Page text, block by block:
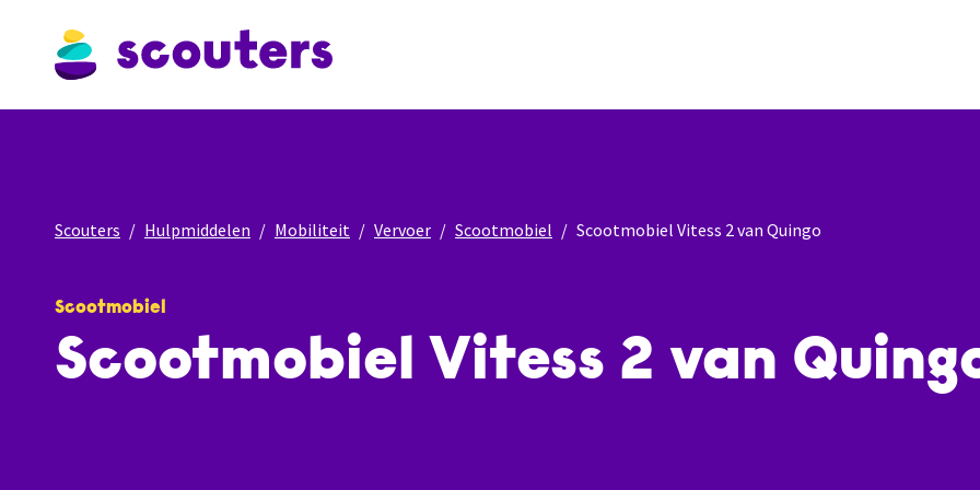
Scouters Hulpmiddelen Mobiliteit Vervoer Scootmobiel Scootmobiel Vitess 2 van Quingo
Scootmobiel
Scootmobiel Vitess 2 van